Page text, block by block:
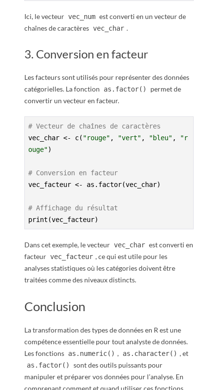
Ici, le vecteur vec_num est converti en un vecteur de
chaînes de caractères vec_char .
3. Conversion en facteur
Les facteurs sont utilisés pour représenter des données
catégorielles. La fonction
as.factor()
permet de
convertir un vecteur en facteur.
# Vecteur de chaînes de caractères
vec_char <- c( "rouge" , "vert" , "bleu" ,
"r
ouge")
# Conversion en facteur
vec_facteur <- as.factor(vec_char)
# Affichage du résultat
print(vec_facteur)
Dans cet exemple, le vecteur vec_char est converti en
facteur vec_facteur , ce qui est utile pour les
analyses statistiques où les catégories doivent être
traitées comme des niveaux distincts.
Conclusion
La transformation des types de données en R est une
compétence essentielle pour tout analyste de données.
Les fonctions as.numeric() , as.character() , et
as.factor()
sont des outils puissants pour
manipuler et préparer vos données pour l’analyse. En